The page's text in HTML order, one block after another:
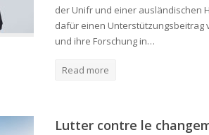
der Unifr und einer ausländischen
dafür einen Unterstützungsbeitrag
und ihre Forschung in…
Read more
Lutter contre le